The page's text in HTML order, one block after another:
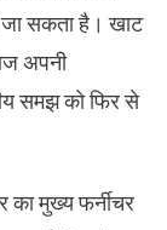
सकता है। खाट
अपनी
समझ को फिर से
का मुख्य फर्नीचर